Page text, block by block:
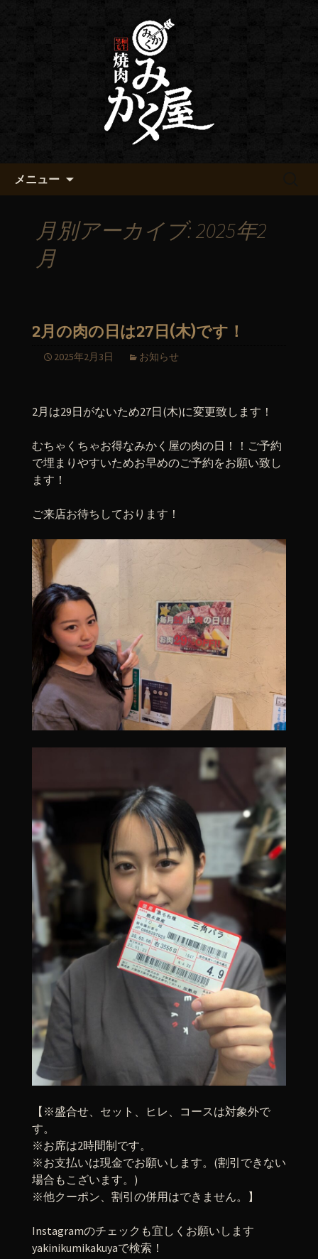
黒毛和牛 みかく屋からのお知
メニュー
月別アーカイブ: 2025年2
月
2月の肉の日は27日(木)です！
2025年2月3日 お知らせ
2月は29日がないため27日(木)に変更致します！
むちゃくちゃお得なみかく屋の肉の日！！ご予約
で埋まりやすいためお早めのご予約をお願い致し
ます！
ご来店お待ちしております！
【※盛合せ、セット、ヒレ、コースは対象外で
す。
※お席は2時間制です。
※お支払いは現金でお願いします。(割引できない
場合もこざいます。)
※他クーポン、割引の併用はできません。】
Instagramのチェックも宜しくお願いします
yakinikumikakuyaで検索！